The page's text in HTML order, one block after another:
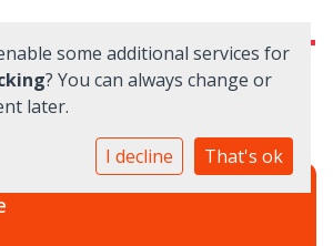
some additional services for
? You can always change or
later.
I decline That's ok